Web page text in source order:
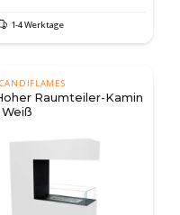
1-4 Werktage
Raumteiler-Kamin
Weiß